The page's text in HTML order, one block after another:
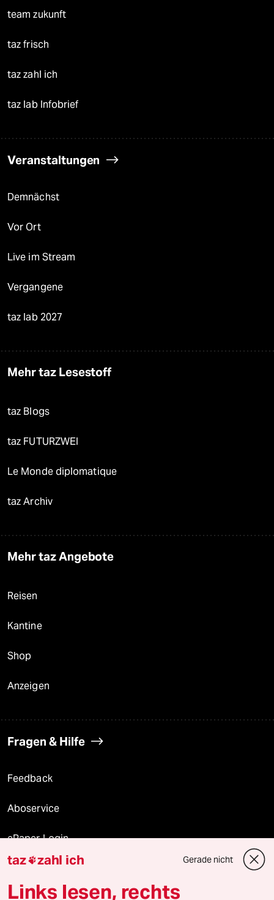
team zukunft
taz frisch
taz zahl ich
taz lab Infobrief
Veranstaltungen
Demnächst
Vor Ort
Live im Stream
Vergangene
taz lab 2027
Mehr taz Lesestoff
taz Blogs
taz FUTURZWEI
Le Monde diplomatique
taz Archiv
Mehr taz Angebote
Reisen
Kantine
Shop
Anzeigen
Fragen & Hilfe
Feedback
Aboservice
ePaper Login
Downloads für Abonnierende
taz zahl ich Gerade nicht
Links lesen, rechts